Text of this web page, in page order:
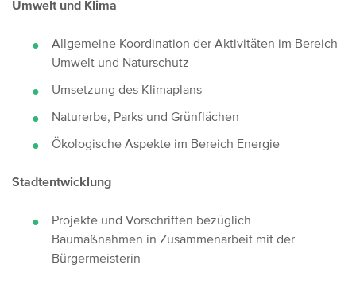
Umwelt und Klima
Allgemeine Koordination der Aktivitäten im Bereich
Umwelt und Naturschutz
Umsetzung des Klimaplans
Naturerbe, Parks und Grünflächen
Ökologische Aspekte im Bereich Energie
Stadtentwicklung
Projekte und Vorschriften bezüglich
Baumaßnahmen in Zusammenarbeit mit der
Bürgermeisterin